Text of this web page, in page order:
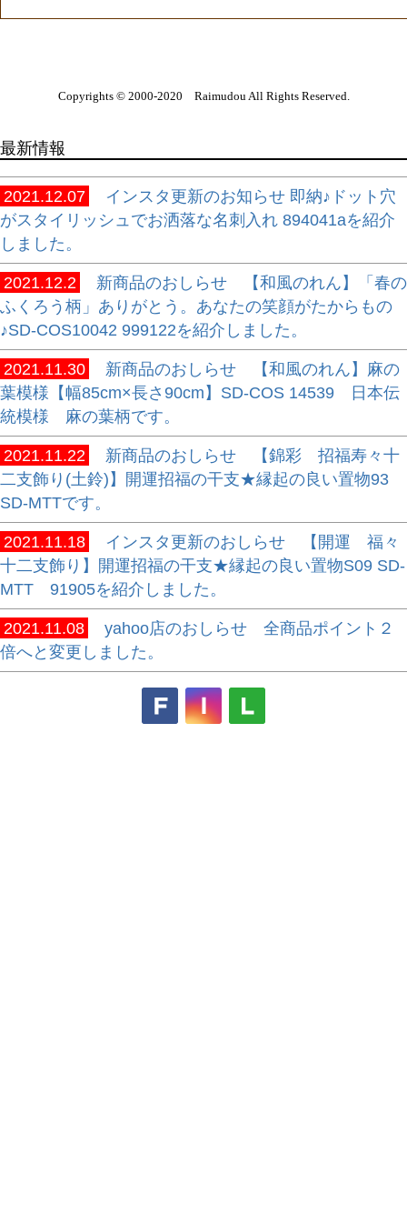
Copyrights © 2000-2020 Raimudou All Rights Reserved.
最新情報
2021.12.07
インスタ更新のお知らせ 即納♪ドット穴
がスタイリッシュでお洒落な名刺入れ 894041aを紹介
しました。
2021.12.2
新商品のおしらせ 【和風のれん】「春の
ふくろう柄」ありがとう。あなたの笑顔がたからもの
♪SD-COS10042 999122を紹介しました。
2021.11.30
新商品のおしらせ 【和風のれん】麻の
葉模様【幅85cm×長さ90cm】SD-COS 14539 日本伝
統模様 麻の葉柄です。
2021.11.22
新商品のおしらせ 【錦彩 招福寿々十
二支飾り(土鈴)】開運招福の干支★縁起の良い置物93
SD-MTTです。
2021.11.18
インスタ更新のおしらせ 【開運 福々
十二支飾り】開運招福の干支★縁起の良い置物S09 SD-
MTT 91905を紹介しました。
2021.11.08
yahoo店のおしらせ 全商品ポイント２
倍へと変更しました。